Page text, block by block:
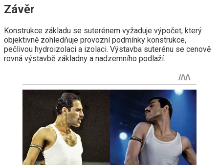
Závěr
Konstrukce základu se suterénem vyžaduje výpočet, který
objektivně zohledňuje provozní podmínky konstrukce,
pečlivou hydroizolaci a izolaci. Výstavba suterénu se cenově
rovná výstavbě základny a nadzemního podlaží.